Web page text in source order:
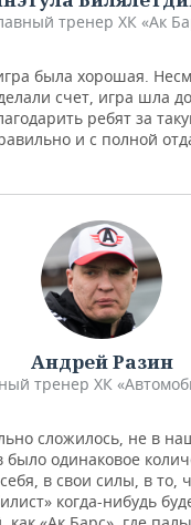
тренер ХК «Ак
была хорошая.
счет, игра шла
ребят за
и с полной
Андрей Разин
тренер ХК
сложилось, не в
было одинаковое
в свои силы, в то,
когда-нибудь